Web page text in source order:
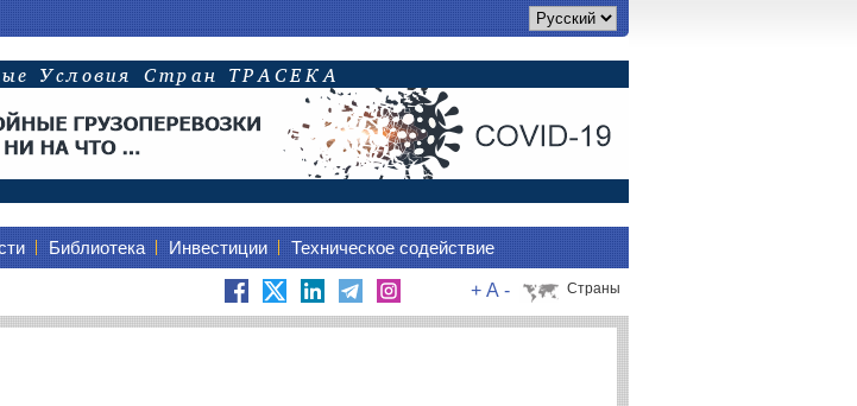
Библиотека Инвестиции Техническое содействие
Страны
+ A -